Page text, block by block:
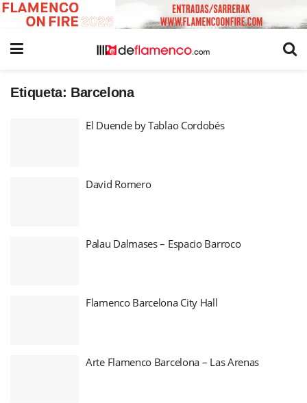
Etiqueta: Barcelona
El Duende by Tablao Cordobés
David Romero
Palau Dalmases – Espacio Barroco
Flamenco Barcelona City Hall
Arte Flamenco Barcelona – Las Arenas